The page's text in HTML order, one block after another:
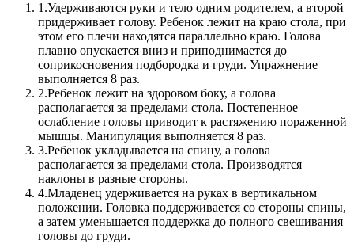
1.Удерживаются руки и тело одним родителем, а второй
придерживает голову. Ребенок лежит на краю стола, при
этом его плечи находятся параллельно краю. Голова
плавно опускается вниз и приподнимается до
соприкосновения подбородка и груди. Упражнение
выполняется 8 раз.
2.Ребенок лежит на здоровом боку, а голова
располагается за пределами стола. Постепенное
ослабление головы приводит к растяжению пораженной
мышцы. Манипуляция выполняется 8 раз.
3.Ребенок укладывается на спину, а голова
располагается за пределами стола. Производятся
наклоны в разные стороны.
4.Младенец удерживается на руках в вертикальном
положении. Головка поддерживается со стороны спины,
а затем уменьшается поддержка до полного свешивания
головы до груди.